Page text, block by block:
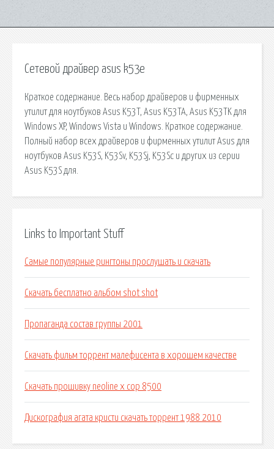
Сетевой драйвер asus k53e
Краткое содержание. Весь набор драйверов и фирменных
утилит для ноутбуков Asus K53T, Asus K53TA, Asus K53TK для
Windows XP, Windows Vista и Windows. Краткое содержание.
Полный набор всех драйверов и фирменных утилит Asus для
ноутбуков Asus K53S, K53Sv, K53Sj, K53Sc и других из серии
Asus K53S для.
Links to Important Stuff
Самые популярные рингтоны прослушать и скачать
Скачать бесплатно альбом shot shot
Пропаганда состав группы 2001
Скачать фильм торрент малефисента в хорошем качестве
Скачать прошивку neoline x cop 8500
Дискография агата кристи скачать торрент 1988 2010